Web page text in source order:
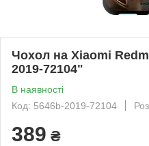
Чохол на Xiaomi
2019-72104"
В наявності
Код: 5646b-2019-72104
389 ₴